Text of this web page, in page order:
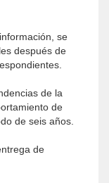
se
después de
de la
de
de seis años.
de